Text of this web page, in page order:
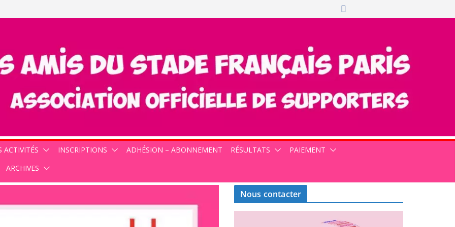
ACTIVITÉS INSCRIPTIONS ADHÉSION – ABONNEMENT RÉSULTATS
PAIEMENT
ARCHIVES
Nous contacter